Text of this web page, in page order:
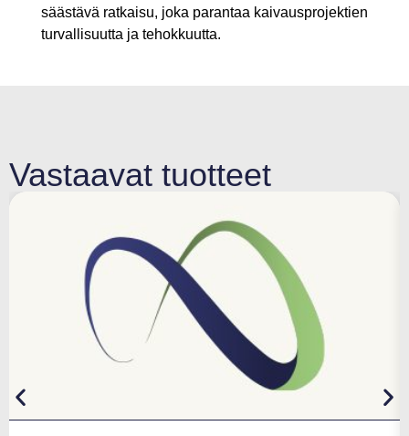
säästävä ratkaisu, joka parantaa kaivausprojektien
turvallisuutta ja tehokkuutta.
Vastaavat tuotteet